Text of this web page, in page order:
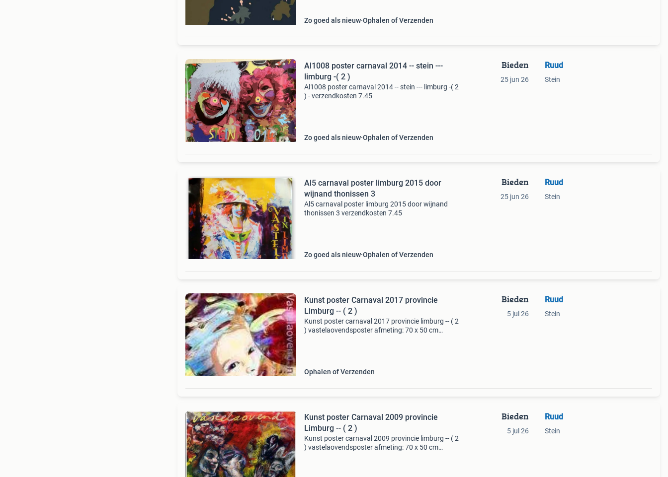
Zo goed als nieuw Ophalen of Verzenden
Al1008 poster carnaval 2014 -- stein ---
limburg -( 2 )
Al1008 poster carnaval 2014 -- stein --- limburg -( 2
) - verzendkosten 7.45
Zo goed als nieuw Ophalen of Verzenden
Bieden
25 jun 26
Ruud
Stein
Al5 carnaval poster limburg 2015 door
wijnand thonissen 3
Al5 carnaval poster limburg 2015 door wijnand
thonissen 3 verzendkosten 7.45
Zo goed als nieuw Ophalen of Verzenden
Bieden
25 jun 26
Ruud
Stein
Kunst poster Carnaval 2017 provincie
Limburg -- ( 2 )
Kunst poster carnaval 2017 provincie limburg -- ( 2
) vastelaovendsposter afmeting: 70 x 50 cm
Ophalen of Verzenden
Bieden
5 jul 26
Ruud
Stein
Kunst poster Carnaval 2009 provincie
Limburg -- ( 2 )
Kunst poster carnaval 2009 provincie limburg -- ( 2
) vastelaovendsposter afmeting: 70 x 50 cm
Bieden
5 jul 26
Ruud
Stein